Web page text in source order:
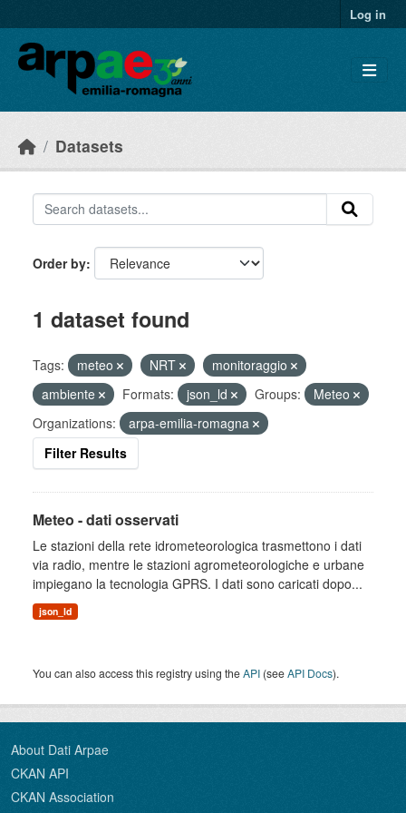
Log in
Datasets
Order by
1 dataset found
Tags: meteo NRT
monitoraggio
ambiente
Formats: json_ld Groups:
Meteo
Organizations:
arpa-emilia-romagna
Filter Results
Meteo - dati osservati
Le stazioni della rete idrometeorologica trasmettono i dati
via radio, mentre le stazioni agrometeorologiche e urbane
impiegano la tecnologia GPRS. I dati sono caricati dopo...
json_ld
You can also access this registry using theAPI (seeAPI Docs).
About Dati Arpae
CKAN API
CKAN Association